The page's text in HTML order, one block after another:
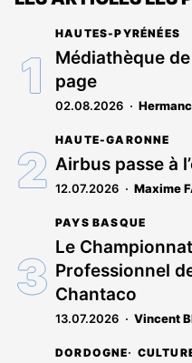
HAUTES-PYRÉNÉES
Médiathèque
page
02.08.2026
HAUTE-GARONNE
Airbus passe à
12.07.2026 Maxime
PAYS BASQUE
Le
Professionnel
Chantaco
13.07.2026 Vincent
DORDOGNE